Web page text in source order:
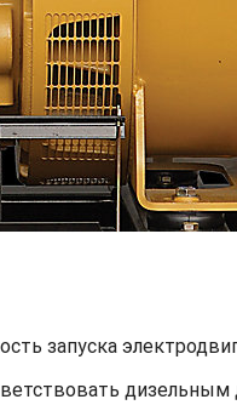
запуска
дизельным